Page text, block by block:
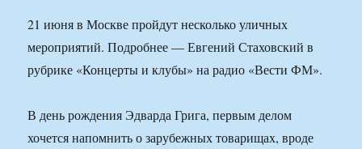
21 июня в Москве пройдут несколько уличных
мероприятий. Подробнее — Евгений Стаховский в
рубрике «Концерты и клубы» на радио «Вести ФМ».
В день рождения Эдварда Грига, первым делом
хочется напомнить о зарубежных товарищах, вроде